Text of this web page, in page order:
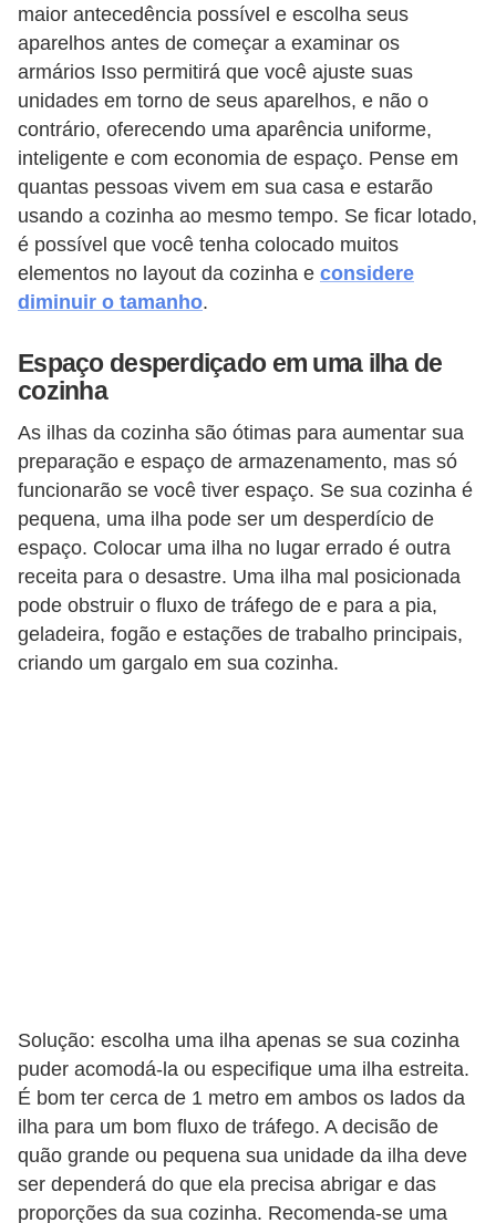
maior antecedência possível e escolha seus
aparelhos antes de começar a examinar os
armários Isso permitirá que você ajuste suas
unidades em torno de seus aparelhos, e não o
contrário, oferecendo uma aparência uniforme,
inteligente e com economia de espaço. Pense em
quantas pessoas vivem em sua casa e estarão
usando a cozinha ao mesmo tempo. Se ficar lotado,
é possível que você tenha colocado muitos
elementos no layout da cozinha e considere
diminuir o tamanho.
Espaço desperdiçado em uma ilha de
cozinha
As ilhas da cozinha são ótimas para aumentar sua
preparação e espaço de armazenamento, mas só
funcionarão se você tiver espaço. Se sua cozinha é
pequena, uma ilha pode ser um desperdício de
espaço. Colocar uma ilha no lugar errado é outra
receita para o desastre. Uma ilha mal posicionada
pode obstruir o fluxo de tráfego de e para a pia,
geladeira, fogão e estações de trabalho principais,
criando um gargalo em sua cozinha.
Solução: escolha uma ilha apenas se sua cozinha
puder acomodá-la ou especifique uma ilha estreita.
É bom ter cerca de 1 metro em ambos os lados da
ilha para um bom fluxo de tráfego. A decisão de
quão grande ou pequena sua unidade da ilha deve
ser dependerá do que ela precisa abrigar e das
proporções da sua cozinha. Recomenda-se uma